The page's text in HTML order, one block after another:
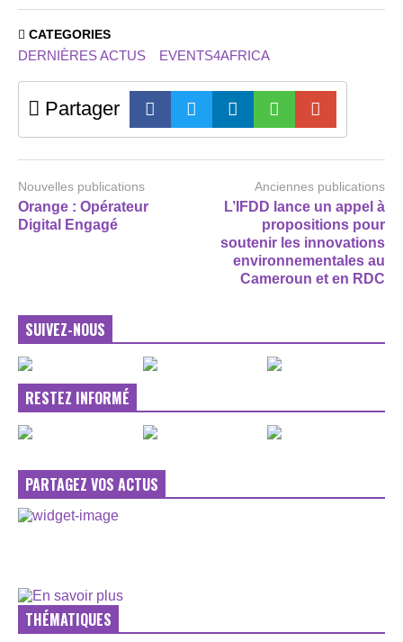
CATEGORIES
DERNIÈRES ACTUS EVENTS4AFRICA
Partager
Nouvelles publications
Orange : Opérateur
Digital Engagé
Anciennes publications
L’IFDD lance un appel à
propositions pour
soutenir les innovations
environnementales au
Cameroun et en RDC
SUIVEZ-NOUS
RESTEZ INFORMÉ
PARTAGEZ VOS ACTUS
THÉMATIQUES